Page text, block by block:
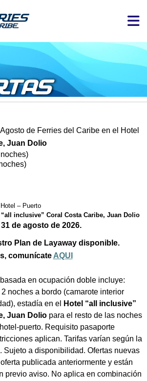
de Ferries del Caribe en el Hotel
Juan Dolio
– Puerto
inclusive” Coral Costa Caribe, Juan Dolio
de agosto de 2026.
Plan de Layaway disponible.
comunícate AQUI
en ocupación doble incluye:
noches a bordo (camarote interior
estadía en el
Hotel “all inclusive”
Juan Dolio para el resto de las noches
puerto. Requisito pasaporte
aplican. Tarifas varían según la
Sujeto a disponibilidad. Ofertas nuevas
publicada anteriormente y están
previo aviso. No aplica en combinación